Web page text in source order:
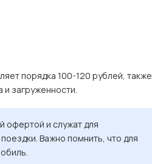
порядка 100-120 рублей, также
загруженности.
офертой и служат для
Важно помнить, что для